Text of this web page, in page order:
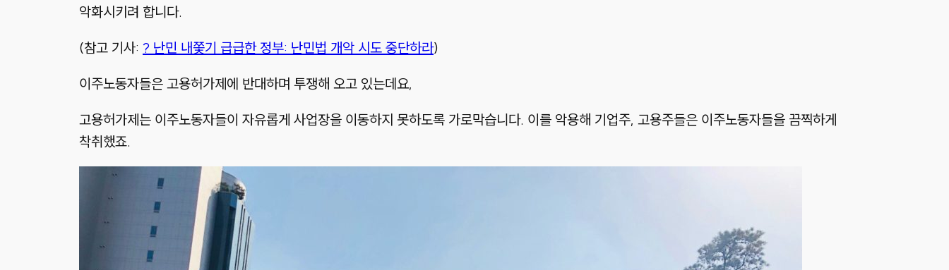
악화시키려 합니다.
(참고 기사: ? 난민 내쫓기 급급한 정부: 난민법 개악 시도 중단하라)
이주노동자들은 고용허가제에 반대하며 투쟁해 오고 있는데요,
고용허가제는 이주노동자들이 자유롭게 사업장을 이동하지 못하도록 가로막습니다. 이를 악용해 기업주, 고용주들은 이주노동자들을 끔찍하게
착취했죠.